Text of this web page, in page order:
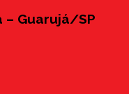
– Guarujá/SP